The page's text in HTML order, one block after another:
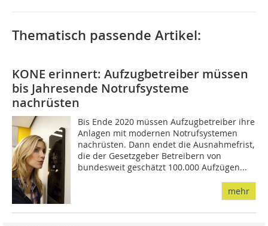
Thematisch passende Artikel:
KONE erinnert: Aufzugbetreiber müssen
bis Jahresende Notrufsysteme
nachrüsten
Bis Ende 2020 müssen Aufzugbetreiber ihre
Anlagen mit modernen Notrufsystemen
nachrüsten. Dann endet die Ausnahmefrist,
die der Gesetzgeber Betreibern von
bundesweit geschätzt 100.000 Aufzügen...
mehr